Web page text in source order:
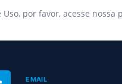
por favor, acesse
EMAIL